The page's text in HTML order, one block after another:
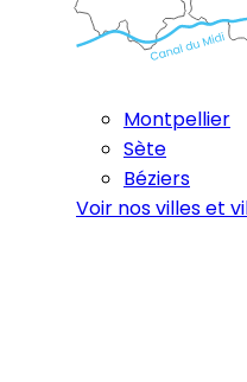
Montpellier
Sète
Béziers
Voir nos villes et